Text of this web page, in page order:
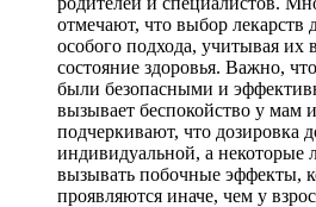
отмечают, что выбор лекарств
особого подхода, учитывая их
состояние здоровья. Важно,
были безопасными и
вызывает беспокойство у мам
подчеркивают, что дозировка
индивидуальной, а некоторые
вызывать побочные эффекты,
проявляются иначе, чем у